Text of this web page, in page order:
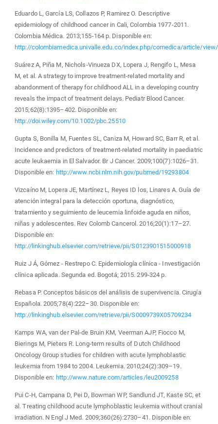
Eduardo L, García LS, Collazos P, Ramirez O. Descriptive
epidemiology of childhood cancer in Cali, Colombia 1977-2011.
Colombia Médica. 2013;155-164 p. Disponible en:
http://colombiamedica.univalle.edu.co/index.php/comedica/article/
Suárez A, Piña M, Nichols-Vinueza DX, Lopera J, Rengifo L, Mesa
M, et al. A strategy to improve treatment-related mortality and
abandonment of therapy for childhood ALL in a developing country
reveals the impact of treatment delays. Pediatr Blood Cancer.
2015;62(8):1395–402. Disponible en:
http://doi.wiley.com/10.1002/pbc.25510
Gupta S, Bonilla M, Fuentes SL, Caniza M, Howard SC, Barr R, et al.
Incidence and predictors of treatment-related mortality in paediatric
acute leukaemia in El Salvador. Br J Cancer. 2009;100(7):1026–31.
Disponible en: http://www.ncbi.nlm.nih.gov/pubmed/19293804
Vizcaíno M, Lopera JE, Martínez L, Reyes ID los, Linares A. Guía de
atención integral para la detección oportuna, diagnóstico,
tratamiento y seguimiento de leucemia linfoide aguda en niños,
niñas y adolescentes. Rev Colomb Cancerol. 2016;20(1):17–27.
Disponible en:
http://linkinghub.elsevier.com/retrieve/pii/S0123901515000918
Ruiz J Á, Gómez - Restrepo C. Epidemiología clínica - Investigación
clínica aplicada. Segunda ed. Bogotá; 2015. 299-324 p.
Rebasa P. Conceptos básicos del análisis de supervivencia. Cirugía
Española. 2005;78(4):222–30. Disponible en:
http://linkinghub.elsevier.com/retrieve/pii/S0009739X05709234
Kamps WA, van der Pal-de Bruin KM, Veerman AJP, Fiocco M,
Bierings M, Pieters R. Long-term results of Dutch Childhood
Oncology Group studies for children with acute lymphoblastic
leukemia from 1984 to 2004. Leukemia. 2010;24(2):309–19.
Disponible en: http://www.nature.com/articles/leu2009258
Pui C-H, Campana D, Pei D, Bowman WP, Sandlund JT, Kaste SC, et
al. Treating childhood acute lymphoblastic leukemia without cranial
irradiation. N Engl J Med. 2009;360(26):2730–41. Disponible en: